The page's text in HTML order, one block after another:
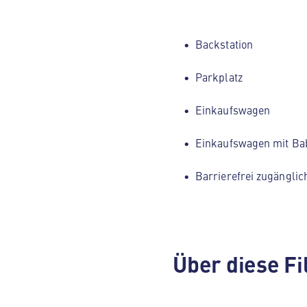
Backstation
Parkplatz
Einkaufswagen
Einkaufswagen mit
Barrierefrei
Über diese